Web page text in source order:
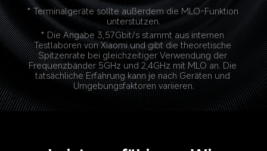
* Terminalgeräte sollte außerdem die MLO-Funktion
unterstützen.
* Die Angabe 3,57Gbit/s stammt aus internen
Testlaboren von Xiaomi und gibt die theoretische
Spitzenrate bei gleichzeitiger Verwendung der
Frequenzbänder 5GHz und 2,4GHz mit MLO an. Die
tatsächliche Erfahrung kann je nach Geräten und
Umgebungsfaktoren variieren.